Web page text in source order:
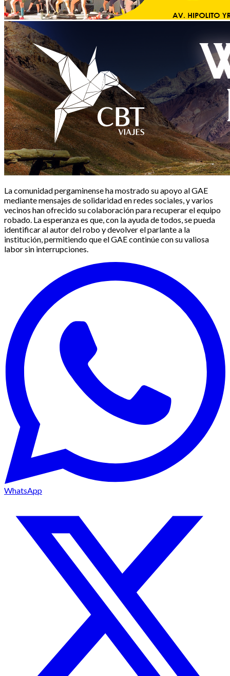
La comunidad pergaminense ha mostrado su apoyo al GAE
mediante mensajes de solidaridad en redes sociales, y varios
vecinos han ofrecido su colaboración para recuperar el equipo
robado. La esperanza es que, con la ayuda de todos, se pueda
identificar al autor del robo y devolver el parlante a la
institución, permitiendo que el GAE continúe con su valiosa
labor sin interrupciones.
WhatsApp